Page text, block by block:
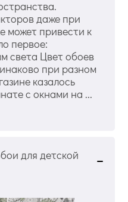
даже при
может привести к
первое:
света Цвет обоев
при разном
казалось
с окнами на ...
для детской